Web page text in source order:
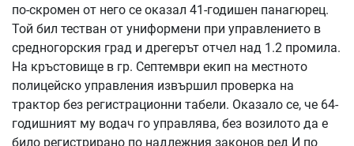
по-скромен от него се оказал 41-годишен панагюрец.
Той бил тестван от униформени при управлението в
средногорския град и дрегерът отчел над 1.2 промила.
На кръстовище в гр. Септември екип на местното
полицейско управления извършил проверка на
трактор без регистрационни табели. Оказало се, че 64-
годишният му водач го управлява, без возилото да е
било регистрирано по надлежния законов ред И по